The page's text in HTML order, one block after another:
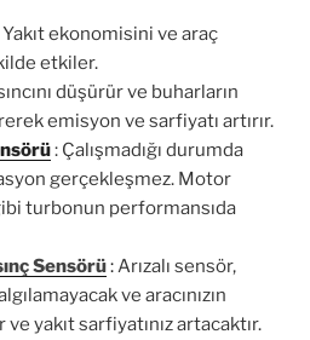
Yakıt ekonomisini ve araç
etkiler.
düşürür ve buharların
emisyon ve sarfiyatı artırır.
: Çalışmadığı durumda
gerçekleşmez. Motor
turbonun performansıda
Sensörü:Arızalı sensör,
ve aracınızın
yakıt sarfiyatınız artacaktır.